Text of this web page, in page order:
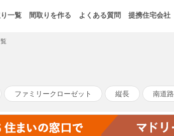
一覧 間取りを作る よくある質問 提携住宅会社
ファミリークローゼット 縦長 南道路